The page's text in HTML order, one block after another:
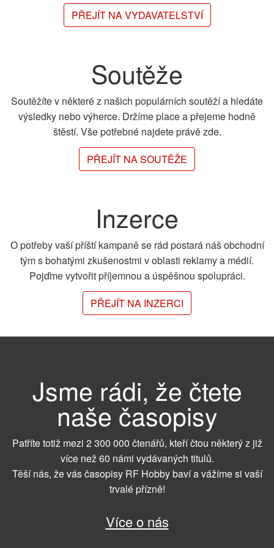
PŘEJÍT NA VYDAVATELSTVÍ
Soutěže
Soutěžíte v některé z našich populárních soutěží a hledáte
výsledky nebo výherce. Držíme place a přejeme hodně
štěstí. Vše potřebné najdete právě zde.
PŘEJÍT NA SOUTĚŽE
Inzerce
O potřeby vaší příští kampaně se rád postará náš obchodní
tým s bohatými zkušenostmi v oblasti reklamy a médií.
Pojďme vytvořit příjemnou a úspěšnou spolupráci.
PŘEJÍT NA INZERCI
Jsme rádi, že čtete
naše časopisy
Patříte totiž mezi 2 300 000 čtenářů, kteří čtou některý z již
více než 60 námi vydávaných titulů.
Těší nás, že vás časopisy RF Hobby baví a vážíme si vaší
trvalé přízně!
Více o nás